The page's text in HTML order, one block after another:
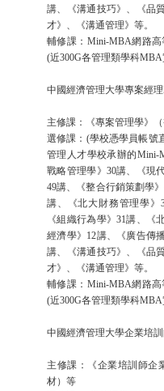
講、《溝通技巧》、《品
才》、《溝通管理》等。
輔修課：Mini-MBA網路
(近300G各管理類學科
中國經濟管理大學專案經
主修課：《專案管理學》
選修課：(學校憑學員帳號
管理人才學校承辦的Mini-
戰略管理學》30講、《現
49講、《整合行銷策劃學
講、《北大財務管理學》
《組織行為學》31講、《
經濟學》12講、《廣告傳
講、《溝通技巧》、《品
才》、《溝通管理》等。
輔修課：Mini-MBA網路
(近300G各管理類學科
中國經濟管理大學企業培
主修課：《企業培訓師企
材）等